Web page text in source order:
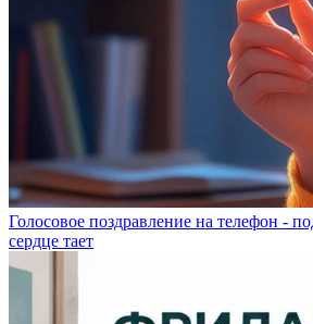
Голосовое поздравление на телефон -
сердце тает